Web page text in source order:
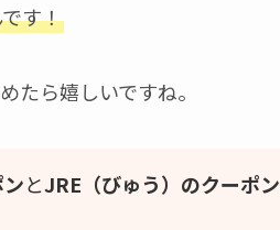
す！
たら嬉しいですね。
とJRE（びゅう）のクーポン